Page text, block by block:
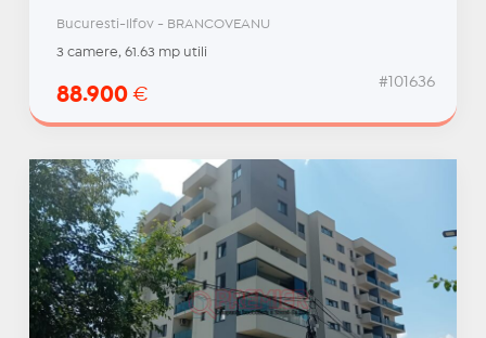
Bucuresti-Ilfov - BRANCOVEANU
3 camere, 61.63 mp utili
88.900 €
#101636